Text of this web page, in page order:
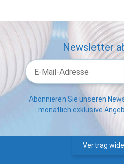
Newsletter
Abonnieren Sie unseren
monatlich exklusive
Vertrag